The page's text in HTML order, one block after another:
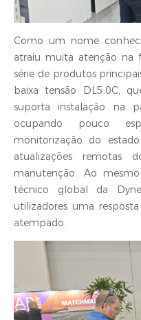
Como um nome
atraiu muita atenção na
série de produtos
baixa tensão DL5.0C,
suporta instalação na
ocupando pouco
monitorização do
atualizações remotas
manutenção. Ao
técnico global da
utilizadores uma
atempado.